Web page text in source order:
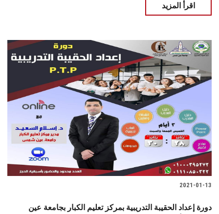
اقرأ المزيد
2021-01-13
دورة إعداد الحقيبة التدريبية بمركز تعليم الكبار بجامعة عين